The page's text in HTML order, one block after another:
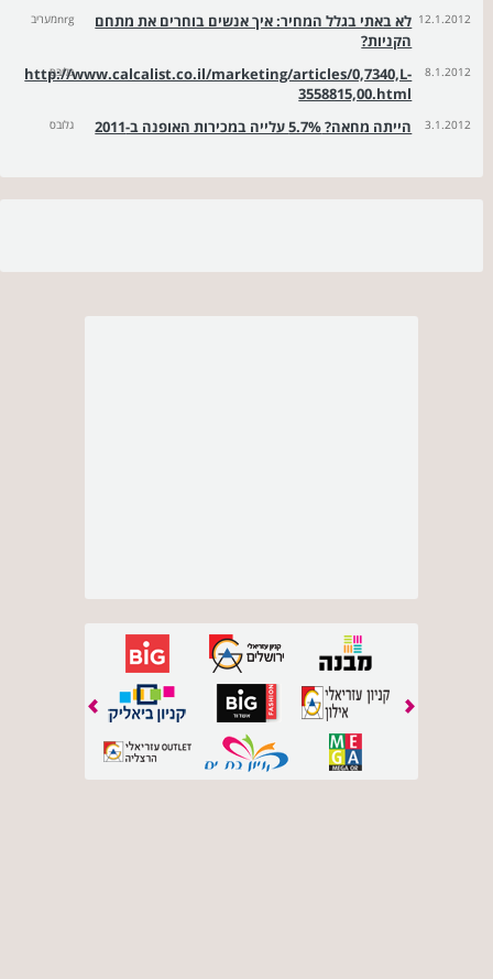
12.1.2012 לא באתי בגלל המחיר: איך אנשים בוחרים את מתחם
הקניות?
nrgמעריב
8.1.2012
http://www.calcalist.co.il/marketing/articles/0,7340,L-
3558815,00.html
גלובס
3.1.2012 הייתה מחאה? 5.7% עלייה במכירות האופנה ב-2011 גלובס